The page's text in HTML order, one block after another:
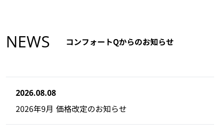
NEWS コンフォートQからのお知らせ
2026.08.08
2026年9月 価格改定のお知らせ